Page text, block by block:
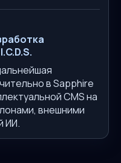
в Sapphire
CMS на
внешними
ИИ.